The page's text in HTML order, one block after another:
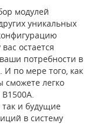
модулей
уникальных
остается
потребности в
И по мере того, как
сможете легко
так и будущие
в систему